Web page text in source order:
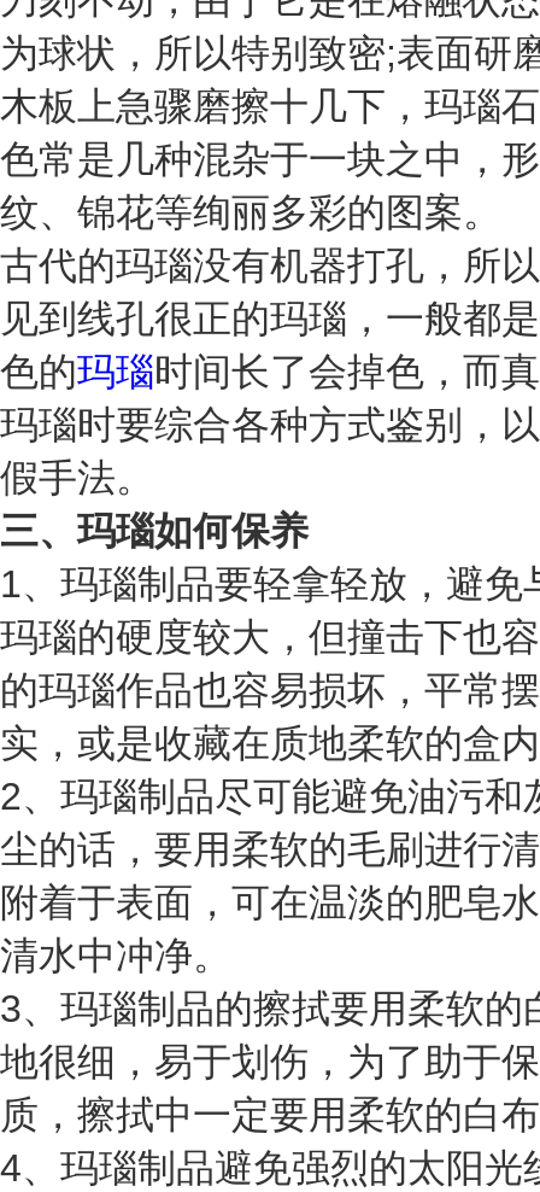
为球状，所以特别致密;表面研
木板上急骤磨擦十几下，玛瑙
色常是几种混杂于一块之中，
纹、锦花等绚丽多彩的图案。
古代的玛瑙没有机器打孔，所
见到线孔很正的玛瑙，一般都
色的玛瑙时间长了会掉色，而
玛瑙时要综合各种方式鉴别，
假手法。
三、玛瑙如何保养
1、玛瑙制品要轻拿轻放，避
玛瑙的硬度较大，但撞击下也
的玛瑙作品也容易损坏，平常
实，或是收藏在质地柔软的盒
2、玛瑙制品尽可能避免油污和
尘的话，要用柔软的毛刷进行
附着于表面，可在温淡的肥皂
清水中冲净。
3、玛瑙制品的擦拭要用柔软的
地很细，易于划伤，为了助于
质，擦拭中一定要用柔软的白
4、玛瑙制品避免强烈的太阳光